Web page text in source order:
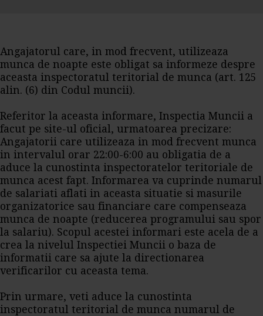
Angajatorul care, in mod frecvent, utilizeaza
munca de noapte este obligat sa informeze despre
aceasta inspectoratul teritorial de munca (art. 125
alin. (6) din Codul muncii).
Referitor la aceasta informare, Inspectia Muncii a
facut pe site-ul oficial, urmatoarea precizare:
Angajatorii care utilizeaza in mod frecvent munca
in intervalul orar 22:00-6:00 au obligatia de a
aduce la cunostinta inspectoratelor teritoriale de
munca acest fapt. Informarea va cuprinde numarul
de salariati aflati in aceasta situatie si masurile
organizatorice sau financiare care compenseaza
munca de noapte (reducerea programului sau spor
la salariu). Scopul acestei informari este acela de a
crea la nivelul Inspectiei Muncii o baza de
informatii care sa ajute la directionarea
verificarilor cu aceasta tema.
Prin urmare, veti aduce la cunostinta
inspectoratul teritorial de munca numarul de